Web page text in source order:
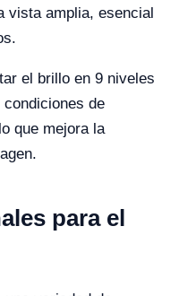
vista amplia, esencial
el brillo en 9 niveles
de
que mejora la
para el